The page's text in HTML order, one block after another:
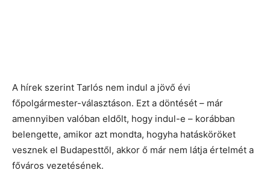
A hírek szerint Tarlós nem indul a jövő évi
főpolgármester-választáson. Ezt a döntését – már
amennyiben valóban eldőlt, hogy indul-e – korábban
belengette, amikor azt mondta, hogyha hatásköröket
vesznek el Budapesttől, akkor ő már nem látja értelmét a
főváros vezetésének.